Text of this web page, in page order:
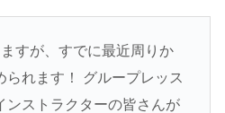
すが、すでに最近周りか
られます！ グループレッス
ンストラクターの皆さんが